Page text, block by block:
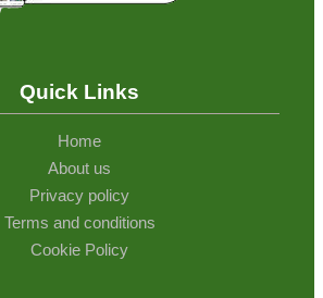
Quick Links
Home
About us
Privacy policy
Terms and conditions
Cookie Policy